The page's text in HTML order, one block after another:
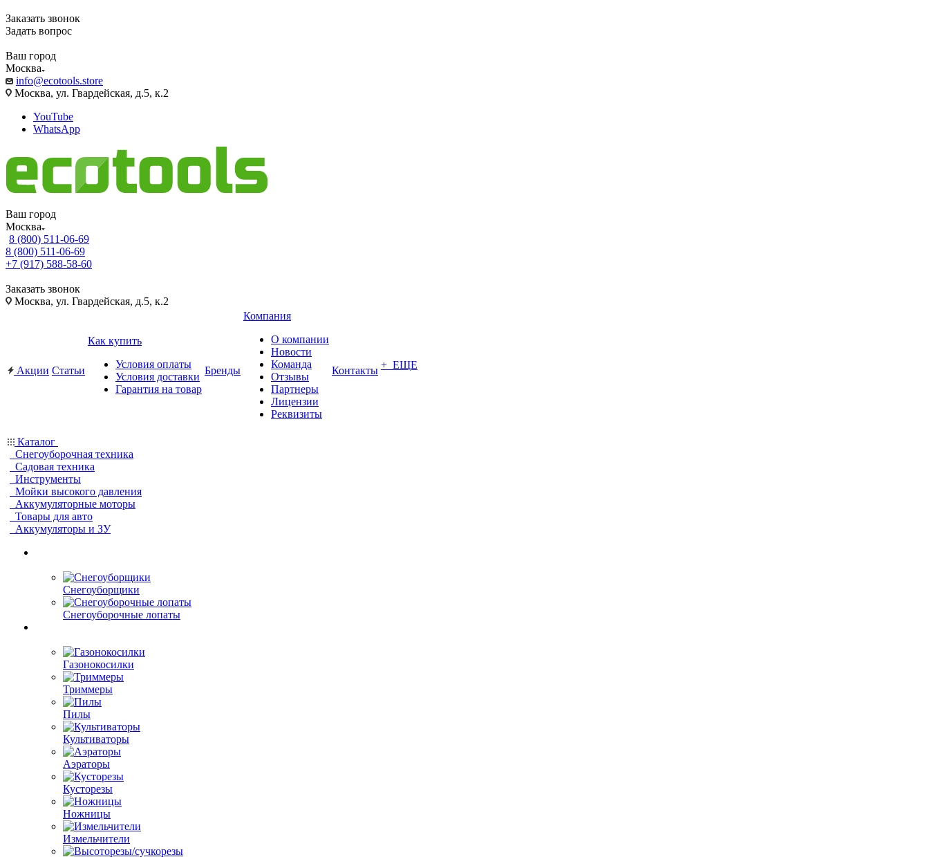
Заказать звонок
Задать вопрос
Ваш город
Москва
info@ecotools.store
Москва, ул. Гвардейская, д.5, к.2
YouTube
WhatsApp
Ваш город
Москва
8 (800) 511-06-69
8 (800) 511-06-69
+7 (917) 588-58-60
Заказать звонок
Москва, ул. Гвардейская, д.5, к.2
Акции Статьи
Как купить
Условия оплаты
Условия доставки
Гарантия на товар
Бренды
Компания
О компании
Новости
Команда
Отзывы
Партнеры
Лицензии
Реквизиты
Контакты + ЕЩЕ
Каталог
Снегоуборочная техника
Садовая техника
Инструменты
Мойки высокого давления
Аккумуляторные моторы
Товары для авто
Аккумуляторы и ЗУ
Снегоуборщики
Снегоуборочные лопаты
Газонокосилки
Триммеры
Пилы
Культиваторы
Аэраторы
Кусторезы
Ножницы
Измельчители